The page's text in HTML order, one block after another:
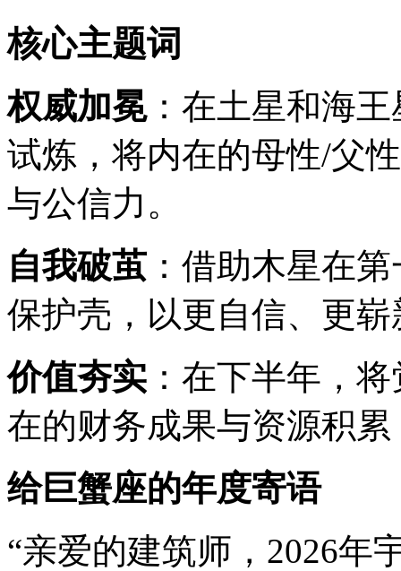
核心主题词
权威加冕：在土星和海
试炼，将内在的母性/父
与公信力。
自我破茧：借助木星在
保护壳，以更自信、更
价值夯实 ：在下半年，
在的财务成果与资源积
给巨蟹座的年度寄语
“亲爱的建筑师，2026年